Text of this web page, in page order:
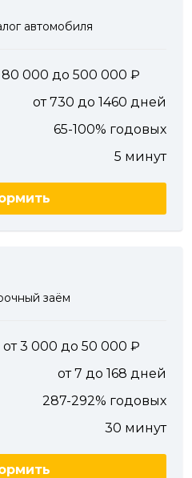
автомобиля
80 000 до 500 000
от 730 до 1460 дней
65-100% годовых
5 минут
заём
от 3 000 до 50 000
от 7 до 168 дней
287-292% годовых
30 минут